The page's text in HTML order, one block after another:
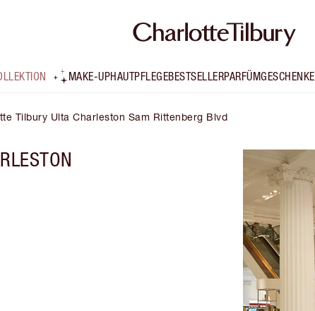
MAKE-UPHAUTPFLEGEBESTSELLERPARFÜMGESCHENKE
Tilbury Ulta Charleston Sam Rittenberg Blvd